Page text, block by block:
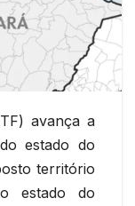
avança a
estado do
território
estado do